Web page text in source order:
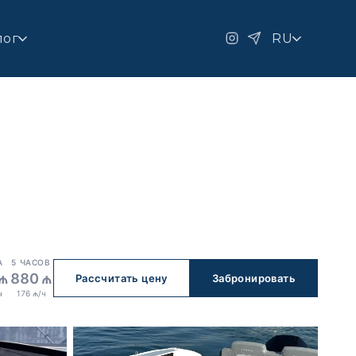
RU
5 ЧАСОВ
880 ₼
176 ₼/ч
Рассчитать цену Забронировать